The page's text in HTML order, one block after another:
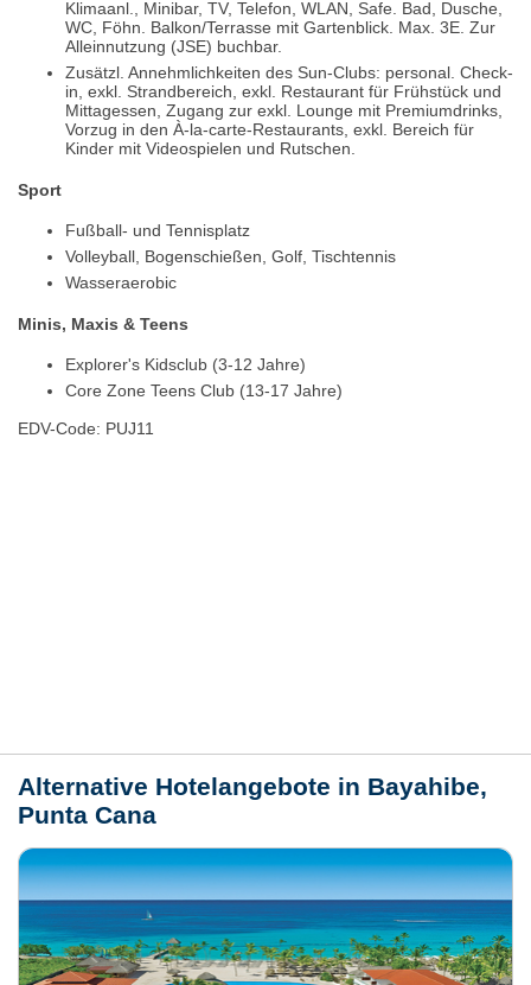
Klimaanl., Minibar, TV, Telefon, WLAN, Safe. Bad, Dusche,
WC, Föhn. Balkon/Terrasse mit Gartenblick. Max. 3E. Zur
Alleinnutzung (JSE) buchbar.
Zusätzl. Annehmlichkeiten des Sun-Clubs: personal. Check-
in, exkl. Strandbereich, exkl. Restaurant für Frühstück und
Mittagessen, Zugang zur exkl. Lounge mit Premiumdrinks,
Vorzug in den À-la-carte-Restaurants, exkl. Bereich für
Kinder mit Videospielen und Rutschen.
Sport
Fußball- und Tennisplatz
Volleyball, Bogenschießen, Golf, Tischtennis
Wasseraerobic
Minis, Maxis & Teens
Explorer's Kidsclub (3-12 Jahre)
Core Zone Teens Club (13-17 Jahre)
EDV-Code: PUJ11
Alternative Hotelangebote in Bayahibe,
Punta Cana